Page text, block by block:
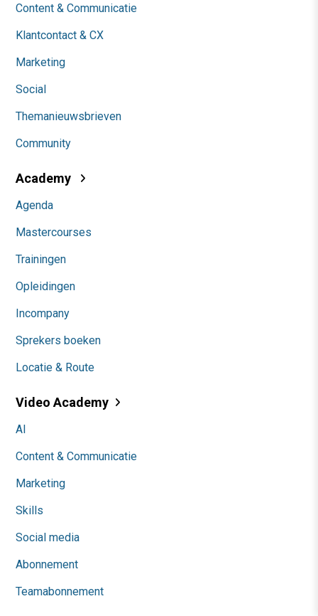
Content & Communicatie
Klantcontact & CX
Marketing
Social
Themanieuwsbrieven
Community
Academy
Agenda
Mastercourses
Trainingen
Opleidingen
Incompany
Sprekers boeken
Locatie & Route
Video Academy
AI
Content & Communicatie
Marketing
Skills
Social media
Abonnement
Teamabonnement